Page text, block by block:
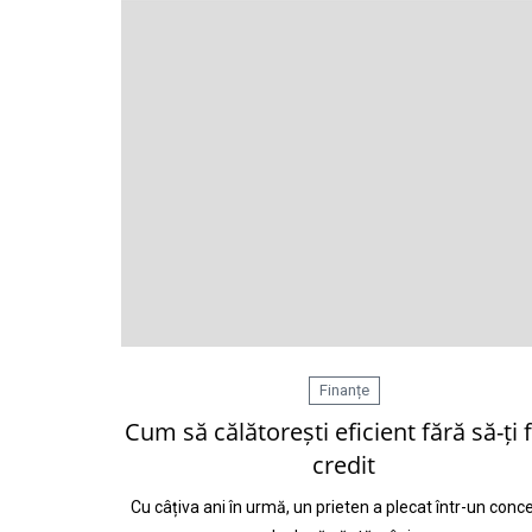
Finanțe
Cum să călătorești eficient fără să-ți
credit
Cu câțiva ani în urmă, un prieten a plecat într-un